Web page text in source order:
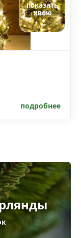
показать
хвою
подробнее